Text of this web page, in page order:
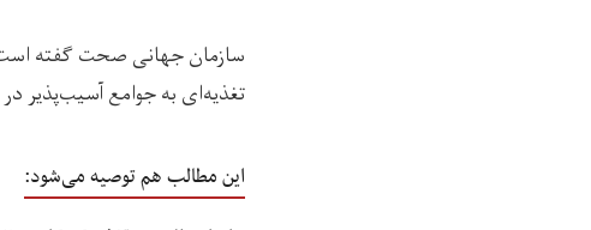
تغذیه‌ای به جوامع آسیب‌پذیر
این مطالب هم توصیه می‌شود: